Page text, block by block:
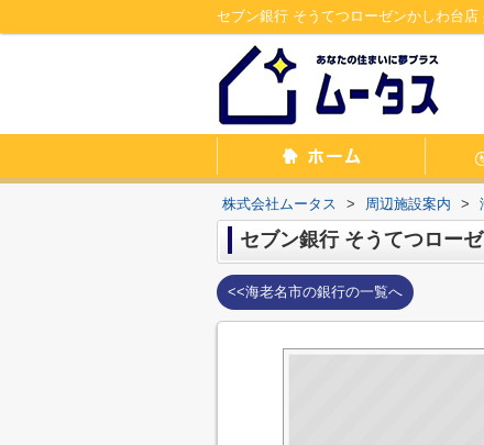
株式会社ムータス > 周辺施設案内 >
セブン銀行 そうてつロー
<<海老名市の銀行の一覧へ